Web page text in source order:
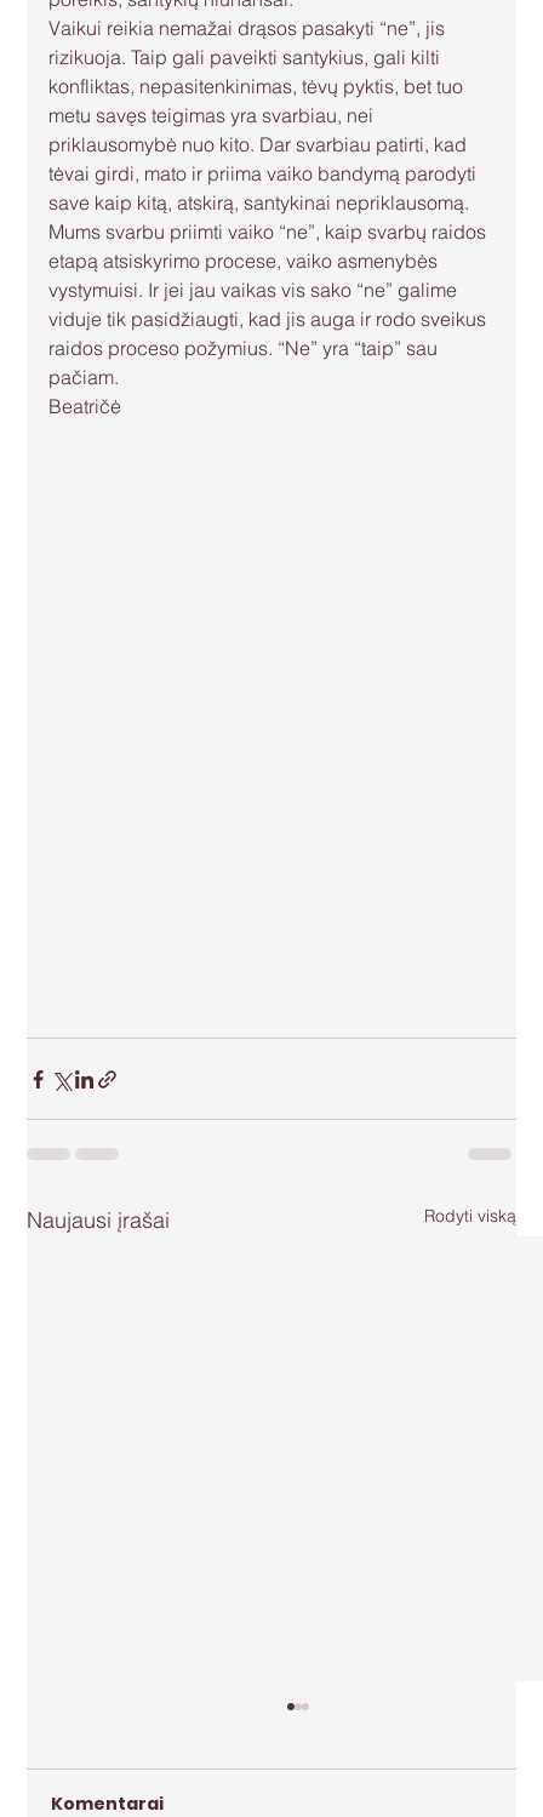
Vaikui reikia nemažai drąsos pasakyti “ne”, jis
rizikuoja. Taip gali paveikti santykius, gali kilti
konfliktas, nepasitenkinimas, tėvų pyktis, bet tuo
metu savęs teigimas yra svarbiau, nei
priklausomybė nuo kito. Dar svarbiau patirti, kad
tėvai girdi, mato ir priima vaiko bandymą parodyti
save kaip kitą, atskirą, santykinai nepriklausomą.
Mums svarbu priimti vaiko “ne”, kaip svarbų raidos
etapą atsiskyrimo procese, vaiko asmenybės
vystymuisi. Ir jei jau vaikas vis sako “ne” galime
viduje tik pasidžiaugti, kad jis auga ir rodo sveikus
raidos proceso požymius. “Ne” yra “taip” sau
pačiam.
Beatričė
Naujausi įrašai Rodyti viską
Komentarai